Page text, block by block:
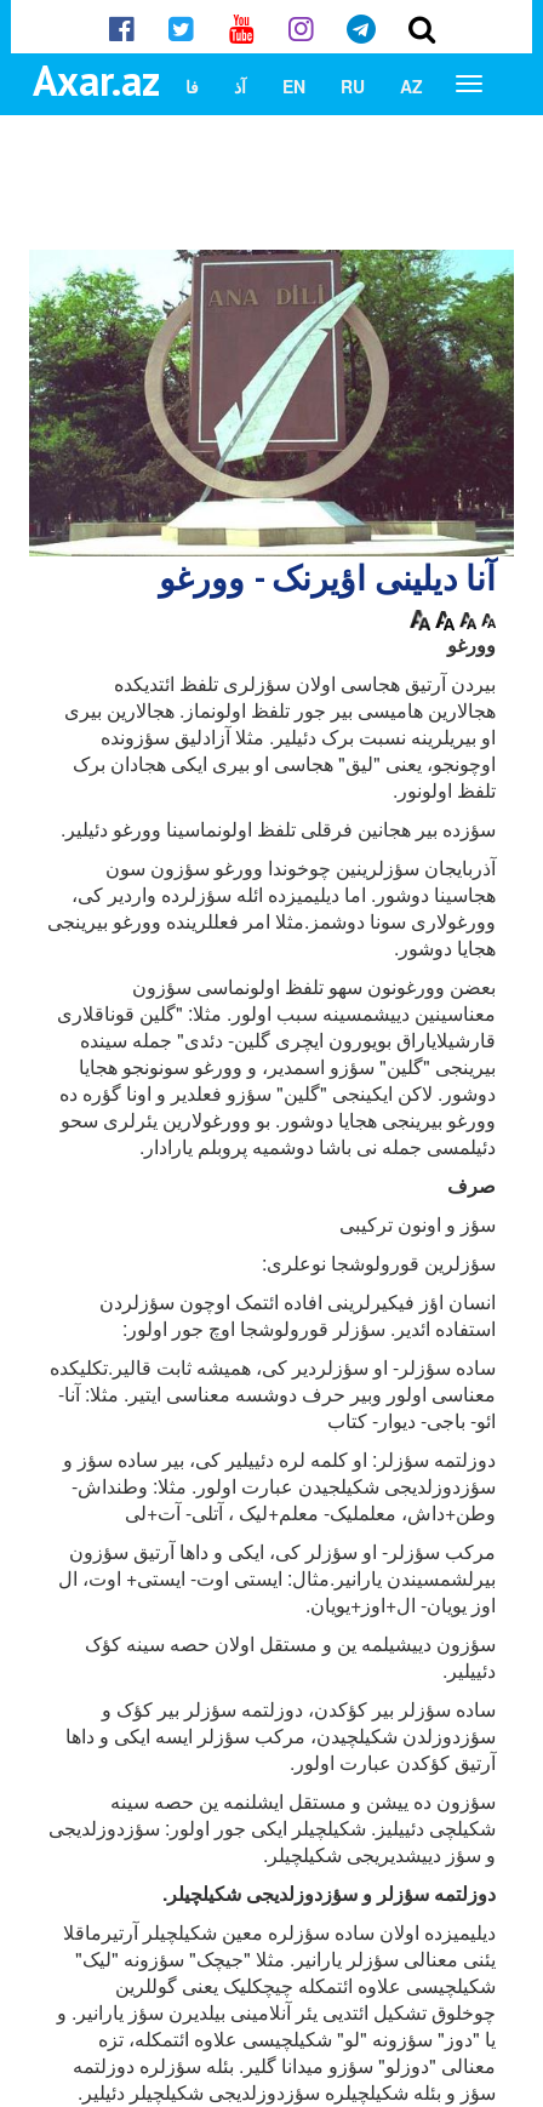
Axar.az AZ
RU
EN آذ فا
آنا دیلینی اؤیرنک - وورغو
وورغو
بیردن آرتیق هجاسی اولان سؤزلری تلفظ ائتدیکده
هجالارین هامیسی بیر جور تلفظ اولونماز. هجالارین بیری
او بیریلرینه نسبت برک دئیلیر. مثلا آزادلیق سؤزونده
اوچونجو، یعنی "لیق" هجاسی او بیری ایکی هجادان برک
تلفظ اولونور.
سؤزده بیر هجانین فرقلی تلفظ اولونماسینا وورغو دئیلیر.
آذربایجان سؤزلرینین چوخوندا وورغو سؤزون سون
هجاسینا دوشور. اما دیلیمیزده ائله سؤزلرده واردیر کی،
وورغولاری سونا دوشمز.مثلا امر فعللرینده وورغو بیرینجی
هجایا دوشور.
بعضن وورغونون سهو تلفظ اولونماسی سؤزون
معناسینین دییشمسینه سبب اولور. مثلا: "گلین قوناقلاری
قارشیلایاراق بویورون ایچری گلین- دئدی" جمله سینده
بیرینجی "گلین" سؤزو اسمدیر، و وورغو سونونجو هجایا
دوشور. لاکن ایکینجی "گلین" سؤزو فعلدیر و اونا گؤره ده
وورغو بیرینجی هجایا دوشور. بو وورغولارین یئرلری سحو
دئیلمسی جمله نی باشا دوشمیه پروبلم یارادار.
صرف
سؤز و اونون ترکیبی
سؤزلرین قورولوشجا نوعلری:
انسان اؤز فیکیرلرینی افاده ائتمک اوچون سؤزلردن
استفاده ائدیر. سؤزلر قورولوشجا اوچ جور اولور:
ساده سؤزلر- او سؤزلردیر کی، همیشه ثابت قالیر.تکلیکده
معناسی اولور وبیر حرف دوشسه معناسی ایتیر. مثلا: آنا-
ائو- باجی- دیوار- کتاب
دوزلتمه سؤزلر: او کلمه لره دئییلیر کی، بیر ساده سؤز و
سؤزدوزلدیجی شکیلجیدن عبارت اولور. مثلا: وطنداش-
وطن+داش، معلملیک- معلم+لیک ، آتلی- آت+لی
مرکب سؤزلر- او سؤزلر کی، ایکی و داها آرتیق سؤزون
بیرلشمسیندن یارانیر.مثال: ایستی اوت- ایستی+ اوت، ال
اوز یویان- ال+اوز+یویان.
سؤزون دییشیلمه ین و مستقل اولان حصه سینه کؤک
دئییلیر.
ساده سؤزلر بیر کؤکدن، دوزلتمه سؤزلر بیر کؤک و
سؤزدوزلدن شکیلچیدن، مرکب سؤزلر ایسه ایکی و داها
آرتیق کؤکدن عبارت اولور.
سؤزون ده ییشن و مستقل ایشلنمه ین حصه سینه
شکیلچی دئییلیز. شکیلچیلر ایکی جور اولور: سؤزدوزلدیجی
و سؤز دییشدیریجی شکیلچیلر.
دوزلتمه سؤزلر و سؤزدوزلدیجی شکیلچیلر.
دیلیمیزده اولان ساده سؤزلره معین شکیلچیلر آرتیرماقلا
یئنی معنالی سؤزلر یارانیر. مثلا "جیچک" سؤزونه "لیک"
شکیلچیسی علاوه ائتمکله چیچکلیک یعنی گوللرین
چوخلوق تشکیل ائتدیی یئر آنلامینی بیلدیرن سؤز یارانیر. و
یا "دوز" سؤزونه "لو" شکیلچیسی علاوه ائتمکله، تزه
معنالی "دوزلو" سؤزو میدانا گلیر. بئله سؤزلره دوزلتمه
سؤز و بئله شکیلچیلره سؤزدوزلدیجی شکیلچیلر دئیلیر.